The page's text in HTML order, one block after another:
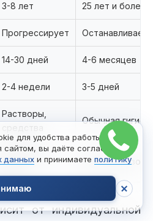
3-8 лет 25 лет и более
Прогрессирует
14-30 дней 4-6 месяцев
2-4 недели 3-5 дней
Растворы,
Обычная
Доступная
Высокая
от индивидуальной
для удобства работы.
сайтом, вы даёте согласие на
данных и принимаете политику